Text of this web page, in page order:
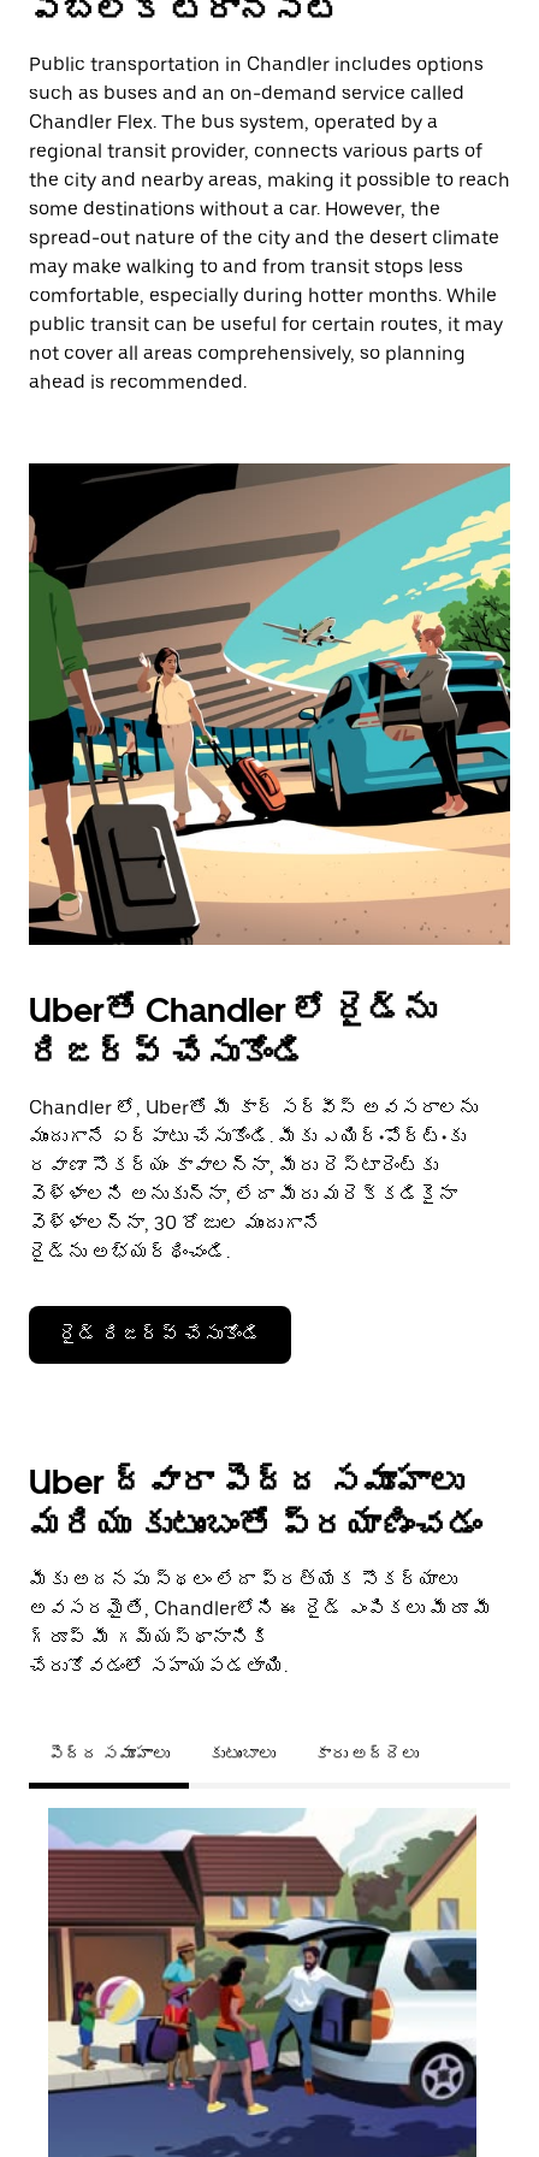
పబ్లిక్ ట్రాన్సిట్
Public transportation in Chandler includes options
such as buses and an on-demand service called
Chandler Flex. The bus system, operated by a
regional transit provider, connects various parts of
the city and nearby areas, making it possible to reach
some destinations without a car. However, the
spread-out nature of the city and the desert climate
may make walking to and from transit stops less
comfortable, especially during hotter months. While
public transit can be useful for certain routes, it may
not cover all areas comprehensively, so planning
ahead is recommended.
Uberతో Chandler లో రైడ్‌ను
రిజర్వ్ చేసుకోండి
Chandler లో, Uberతో మీ కార్ సర్వీస్ అవసరాలను
ముందుగానే ఏర్పాటు చేసుకోండి. మీకు ఎయిర్•పోర్ట్•కు
రవాణా సౌకర్యం కావాలన్నా, మీరు రెస్టారెంట్‌కు
వెళ్ళాలని అనుకున్నా, లేదా మీరు మరెక్కడికైనా
వెళ్ళాలన్నా, 30 రోజుల ముందుగానే
రైడ్‌ను అభ్యర్థించండి.
రైడ్ రిజర్వ్ చేసుకోండి
Uber ద్వారా పెద్ద సమూహాలు
మరియు కుటుంబంతో ప్రయాణించడం
మీకు అదనపు స్థలం లేదా ప్రత్యేక సౌకర్యాలు
అవసరమైతే, Chandlerలోని ఈ రైడ్ ఎంపికలు మీరూ మీ
గ్రూప్ మీ గమ్యస్థానానికి
చేరుకోవడంలో సహాయపడతాయి.
పెద్ద సమూహాలు కుటుంబాలు కారు అద్దెలు